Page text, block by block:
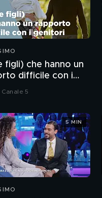
figli) che hanno un
difficile con i
5
5 MIN